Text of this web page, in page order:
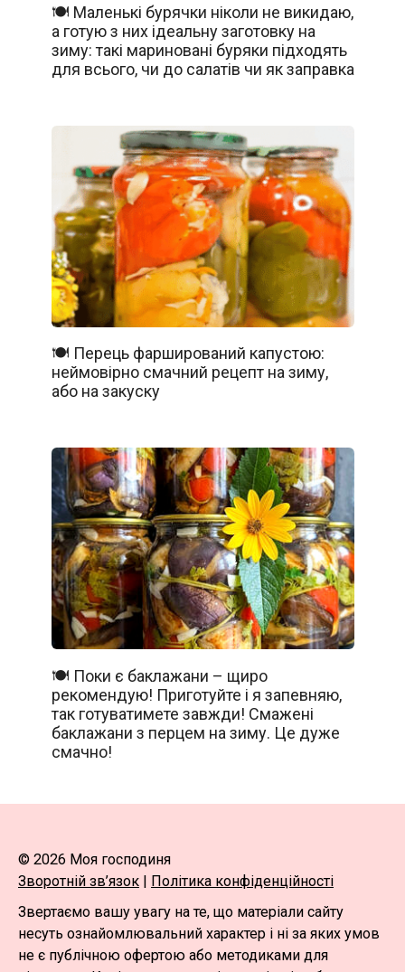
🍽️ Маленькі бурячки ніколи не викидаю,
а готую з них ідеальну заготовку на
зиму: такі мариновані буряки підходять
для всього, чи до салатів чи як заправка
🍽️ Перець фарширований капустою:
неймовірно смачний рецепт на зиму,
або на закуску
🍽️ Поки є баклажани – щиро
рекомендую! Приготуйте і я запевняю,
так готуватимете завжди! Смажені
баклажани з перцем на зиму. Це дуже
смачно!
© 2026 Моя господиня
Зворотній зв’язок | Політика конфіденційності
Звертаємо вашу увагу на те, що матеріали сайту
несуть ознайомлювальний характер і ні за яких умов
не є публічною офертою або методиками для